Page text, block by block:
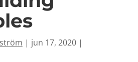
| jun 17, 2020|